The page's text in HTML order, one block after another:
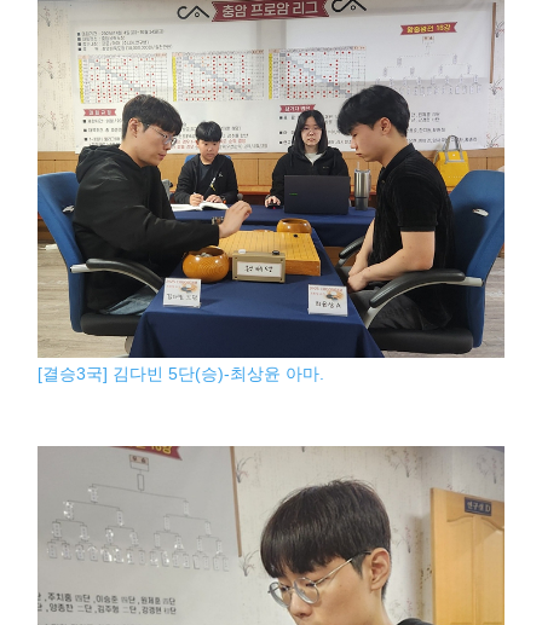
[결승3국] 김다빈 5단(승)-최상윤 아마.